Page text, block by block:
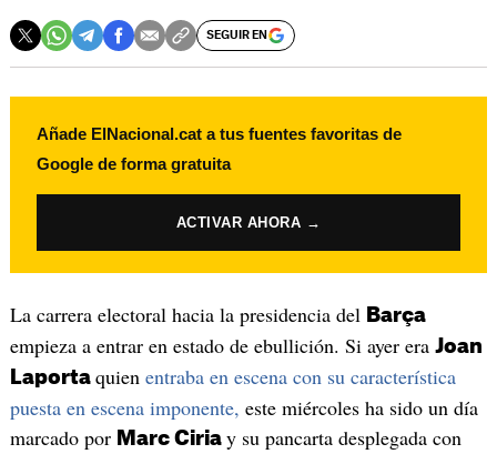
SEGUIR EN
Añade ElNacional.cat a tus fuentes favoritas de
Google de forma gratuita
ACTIVAR AHORA →
La carrera electoral hacia la presidencia del Barça
empieza a entrar en estado de ebullición. Si ayer era Joan
Laporta quienentraba en escena con su característica
puesta en escena imponente, este miércoles ha sido un día
marcado por Marc Ciria y su pancarta desplegada con